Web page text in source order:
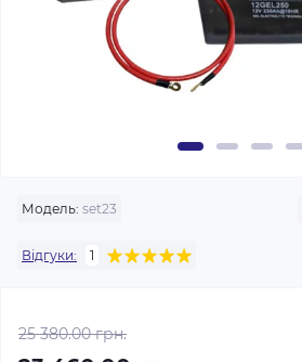
Модель: set23
Відгуки: 1
25 380.00 грн.